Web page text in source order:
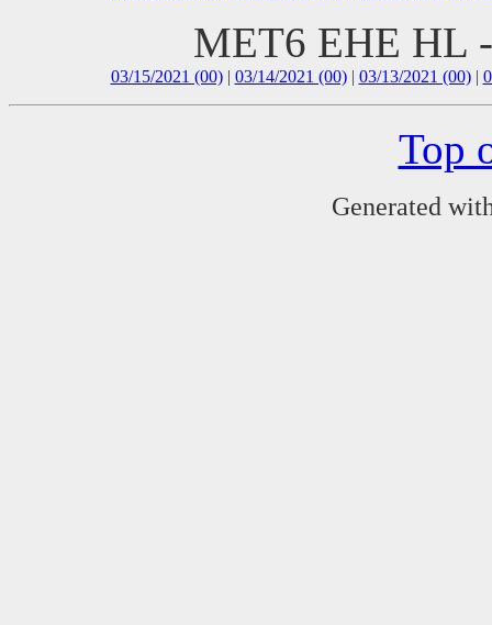
MET6 EHE HL
03/15/2021 (00)| 03/14/2021 (00)| 03/13/2021 (00)|
Top
Generated